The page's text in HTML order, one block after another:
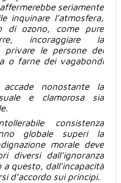
seriamente
inquinare l’atmosfera,
di ozono, come pure
incoraggiare la
privare le persone dei
o farne dei vagabondi
accade nonostante la
e clamorosa sia
consistenza
globale superi la
morale deve
diversi dall’ignoranza
questo, dall’incapacità
d’accordo sui principi.